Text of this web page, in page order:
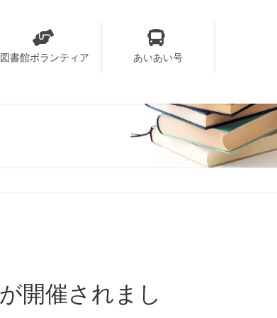
図書館ボランティア あいあい号